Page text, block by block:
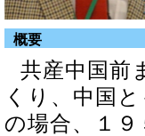
概要
共産中国前
くり、中国
の場合、１